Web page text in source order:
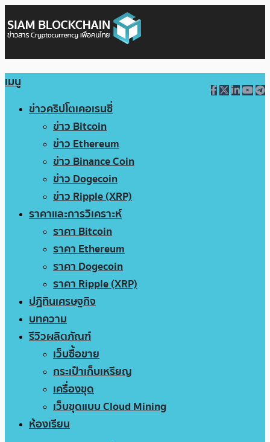
เมนู
ข่าวคริปโตเคอเรนซี่
ข่าว Bitcoin
ข่าว Ethereum
ข่าว Binance Coin
ข่าว Dogecoin
ข่าว Ripple (XRP)
ราคาและการวิเคราะห์
ราคา Bitcoin
ราคา Ethereum
ราคา Dogecoin
ราคา Ripple (XRP)
ปฏิทินเศรษฐกิจ
บทความ
รีวิวผลิตภัณฑ์
เว็บซื้อขาย
กระเป๋าเก็บเหรียญ
เครื่องขุด
เว็บขุดแบบ Cloud Mining
ห้องเรียน